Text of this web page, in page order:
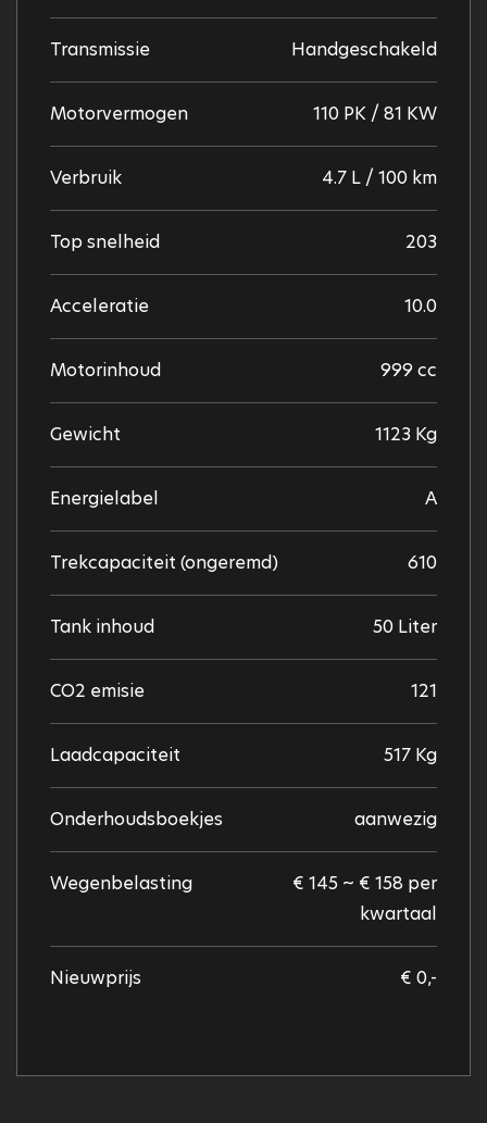
Transmissie Handgeschakeld
Motorvermogen 110 PK / 81 KW
Verbruik 4.7 L / 100 km
Top snelheid 203
Acceleratie 10.0
Motorinhoud 999 cc
Gewicht 1123 Kg
Energielabel A
Trekcapaciteit (ongeremd) 610
Tank inhoud 50 Liter
CO2 emisie 121
Laadcapaciteit 517 Kg
Onderhoudsboekjes aanwezig
Wegenbelasting
€ 145 ~ € 158 per
kwartaal
Nieuwprijs € 0,-